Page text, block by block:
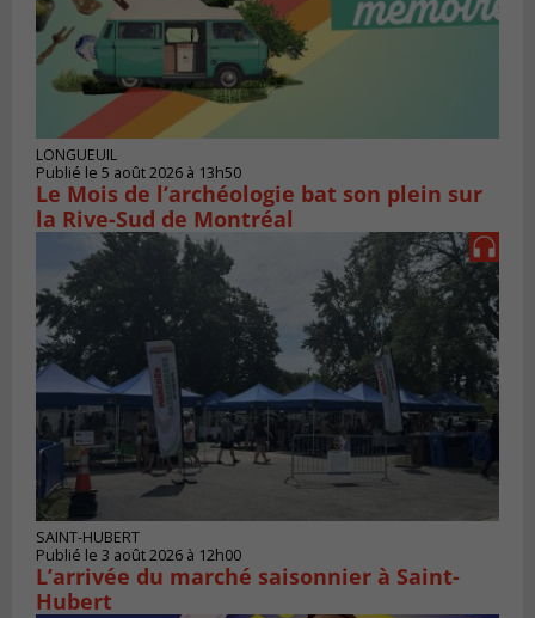
LONGUEUIL
Publié le 5 août 2026 à 13h50
Le Mois de l’archéologie bat son plein sur
la Rive-Sud de Montréal
SAINT-HUBERT
Publié le 3 août 2026 à 12h00
L’arrivée du marché saisonnier à Saint-
Hubert